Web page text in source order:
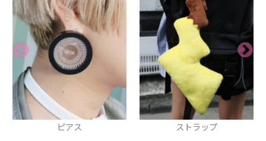
ストラップ リング